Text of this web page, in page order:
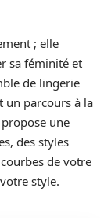
; elle
sa féminité et
de lingerie
un parcours à la
une
des styles
de votre
style.